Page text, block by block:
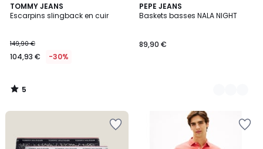
TOMMY JEANS
Escarpins slingback en cuir
149,90 €
104,93 € -30%
5
/
5
/
PEPE JEANS
Baskets basses NALA NIGHT
89,90 €
2
Couleurs